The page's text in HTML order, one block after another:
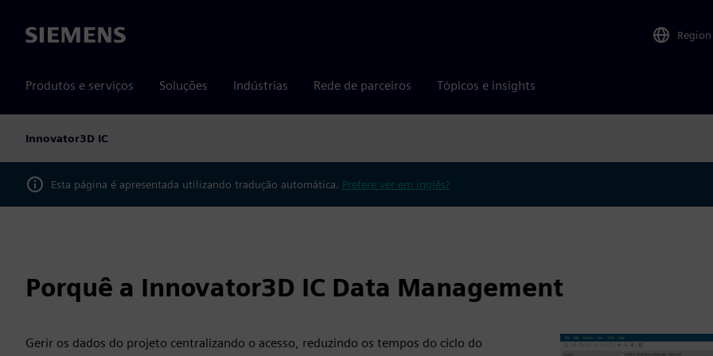
Siemens Region
Produtos e serviços Soluções Indústrias Rede de parceiros Tópicos e insights
Innovator3D IC
Esta página é apresentada utilizando tradução automática. Prefere ver em inglês?
Porquê a Innovator3D IC Data Management
Gerir os dados do projeto centralizando o acesso, reduzindo os tempos do ciclo do